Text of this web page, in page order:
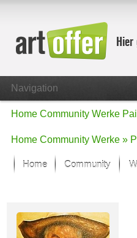
Navigation
Home Community Werke
Home Community Werke »
Home Community